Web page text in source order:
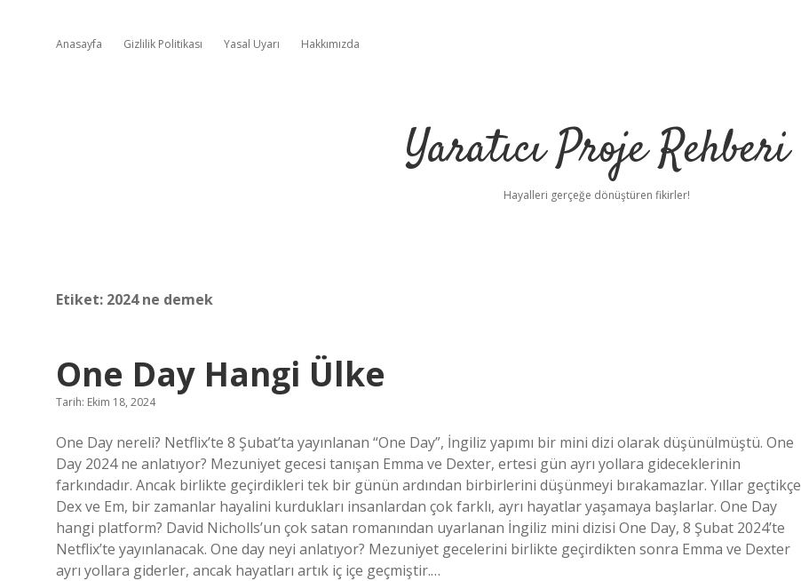
Anasayfa Gizlilik Politikası Yasal Uyarı Hakkımızda
Yaratıcı Proje Rehberi
Hayalleri gerçeğe dönüştüren fikirler!
Etiket: 2024 ne demek
One Day Hangi Ülke
Tarih: Ekim 18, 2024
One Day nereli? Netflix’te 8 Şubat’ta yayınlanan “One Day”, İngiliz yapımı bir mini dizi olarak düşünülmüştü. One
Day 2024 ne anlatıyor? Mezuniyet gecesi tanışan Emma ve Dexter, ertesi gün ayrı yollara gideceklerinin
farkındadır. Ancak birlikte geçirdikleri tek bir günün ardından birbirlerini düşünmeyi bırakamazlar. Yıllar geçtikçe
Dex ve Em, bir zamanlar hayalini kurdukları insanlardan çok farklı, ayrı hayatlar yaşamaya başlarlar. One Day
hangi platform? David Nicholls’un çok satan romanından uyarlanan İngiliz mini dizisi One Day, 8 Şubat 2024’te
Netflix’te yayınlanacak. One day neyi anlatıyor? Mezuniyet gecelerini birlikte geçirdikten sonra Emma ve Dexter
ayrı yollara giderler, ancak hayatları artık iç içe geçmiştir.…